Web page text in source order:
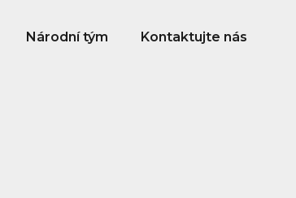
Národní tým Kontaktujte nás